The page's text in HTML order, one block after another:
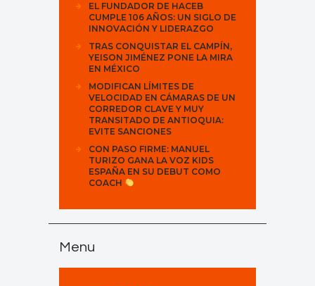
EL FUNDADOR DE HACEB
CUMPLE 106 AÑOS: UN SIGLO DE
INNOVACIÓN Y LIDERAZGO
TRAS CONQUISTAR EL CAMPÍN,
YEISON JIMÉNEZ PONE LA MIRA
EN MÉXICO
MODIFICAN LÍMITES DE
VELOCIDAD EN CÁMARAS DE UN
CORREDOR CLAVE Y MUY
TRANSITADO DE ANTIOQUIA:
EVITE SANCIONES
CON PASO FIRME: MANUEL
TURIZO GANA LA VOZ KIDS
ESPAÑA EN SU DEBUT COMO
COACH
Menu